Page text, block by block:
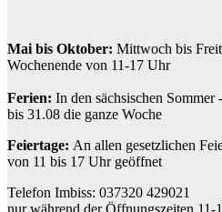
Mai bis Oktober: Mittwoch bis
Wochenende von 11-17 Uhr
Ferien: In den sächsischen
bis 31.08 die ganze Woche
Feiertage: An allen gesetzlichen
von 11 bis 17 Uhr geöffnet
Telefon Imbiss: 037320 429021
nur während der Öffnungszeiten 11-